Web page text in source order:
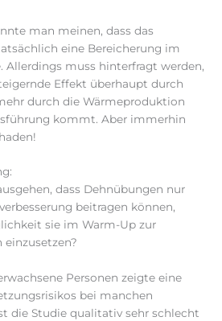
man meinen, dass das
eine Bereicherung im
Allerdings muss hinterfragt werden,
Effekt überhaupt durch
durch die Wärmeproduktion
kommt. Aber immerhin
dass Dehnübungen nur
beitragen können,
sie im Warm-Up zur
einzusetzen?
Personen zeigte eine
bei manchen
die Studie qualitativ sehr schlecht